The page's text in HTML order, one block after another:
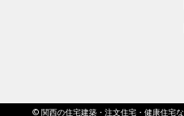
© 関西の住宅建築・注文住宅・健康住宅